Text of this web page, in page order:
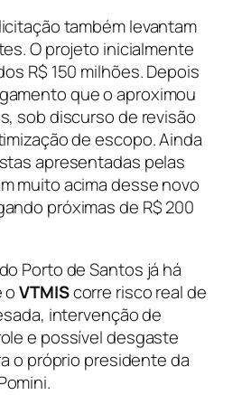
também levantam
O projeto inicialmente
R$ 150 milhões. Depois
que o aproximou
sob discurso de revisão
de escopo. Ainda
apresentadas pelas
muito acima desse novo
próximas de R$ 200
Porto de Santos já há
oVTMIScorre risco real de
intervenção de
e possível desgaste
o próprio presidente da